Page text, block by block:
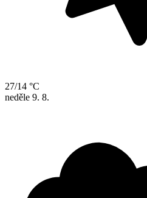
27/14 °C
neděle 9. 8.